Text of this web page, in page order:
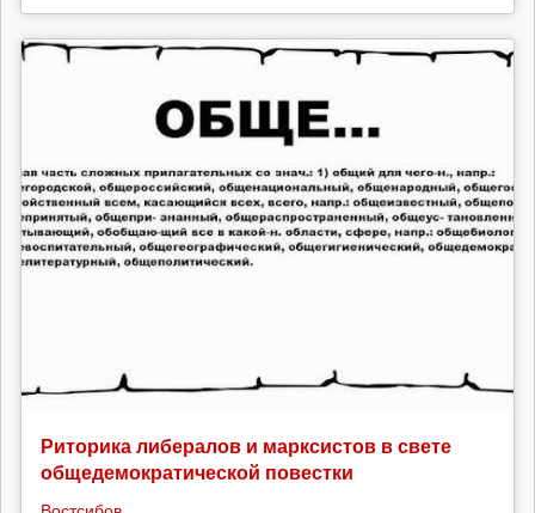
Риторика либералов и марксистов в свете
общедемократической повестки